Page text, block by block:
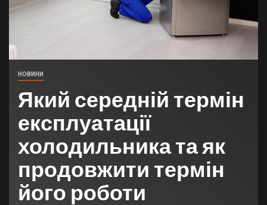
НОВИНИ
Який середній термін
експлуатації
холодильника та як
продовжити термін
його роботи